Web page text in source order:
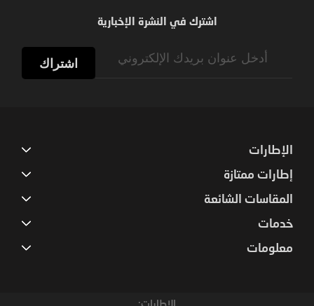
اشترك في النشرة الإخبارية
اشتراك
الإطارات
إطارات ممتازة
المقاسات الشائعة
خدمات
معلومات